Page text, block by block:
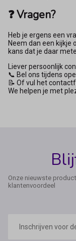
❓ Vragen?
Heb je ergens een
Neem dan een kijkje
kans dat je daar
Liever persoonlijk
📞 Bel ons tijdens
📝 Of vul het
We helpen je met
Onze nieuwste
klantenvoordeel
mailadres